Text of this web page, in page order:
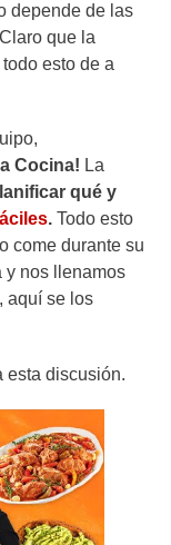
depende de las
que la
esto de a
Cocina! La
qué y
. Todo esto
come durante su
y nos llenamos
aquí se los
esta discusión.